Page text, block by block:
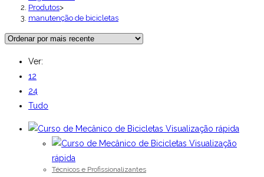
Produtos>
manutenção de bicicletas
Ver:
12
24
Tudo
Visualização rápida
Visualização
rápida
Técnicos e Profissionalizantes